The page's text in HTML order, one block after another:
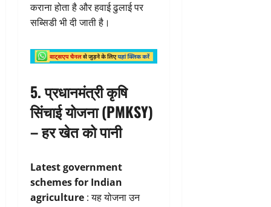
कराना होता है और हवाई ढुलाई पर
सब्सिडी भी दी जाती है।
5.प्रधानमंत्री कृषि
सिंचाई योजना (PMKSY)
– हर खेत को पानी
Latest government
schemes for Indian
agriculture : यह योजना उन